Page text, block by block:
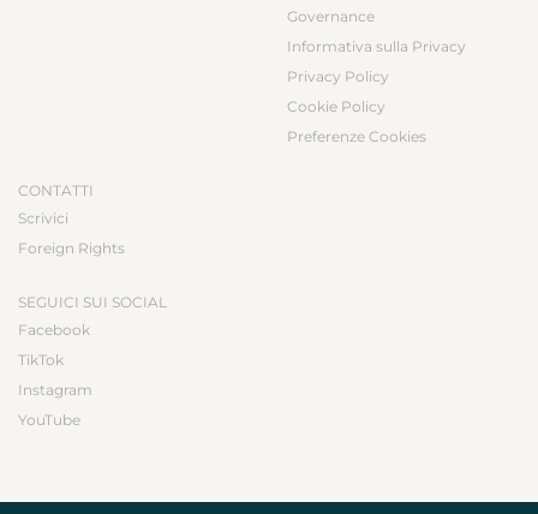
Governance
Informativa sulla Privacy
Privacy Policy
Cookie Policy
Preferenze Cookies
CONTATTI
Scrivici
Foreign Rights
SEGUICI SUI SOCIAL
Facebook
TikTok
Instagram
YouTube